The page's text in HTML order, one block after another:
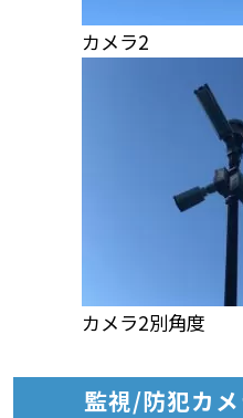
カメラ2
カメラ2別角度
監視/防犯カ